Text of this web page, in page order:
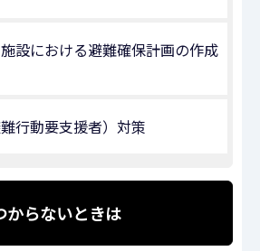
設における避難確保計画の作成
行動要支援者）対策
からないときは